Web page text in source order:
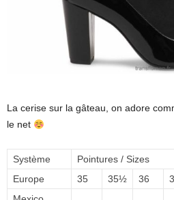
La cerise sur la gâteau, on adore
le net
Système
Pointures / Sizes
Europe
35 35½ 36